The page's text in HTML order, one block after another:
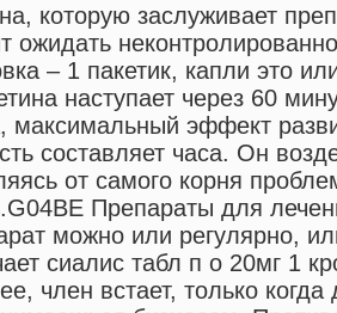
которую заслуживает
ожидать
– 1 пакетик, капли это
наступает через 60
эффект
составляет часа. Он
от самого корня
Препараты для
можно или регулярно,
сиалис табл п о 20мг 1
член встает, только